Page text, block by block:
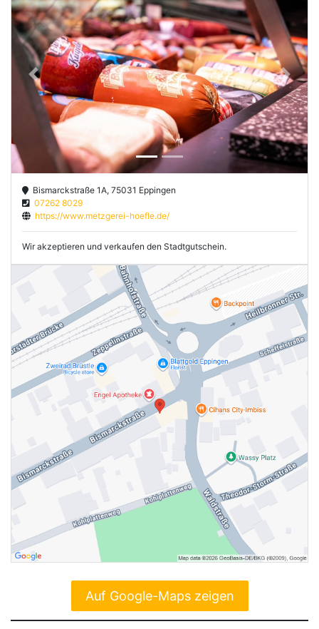
Previous Next
Bismarckstraße 1A, 75031 Eppingen
07262 8029
https://www.metzgerei-hoefle.de/
Wir akzeptieren und verkaufen den Stadtgutschein.
Auf Google-Maps zeigen